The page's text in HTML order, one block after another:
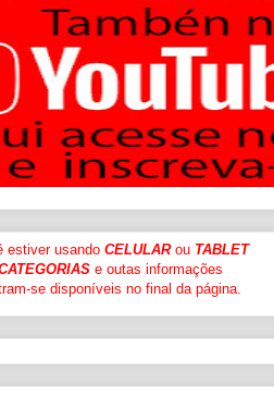
estiver usando CELULARou TABLET
e outas informações
se disponíveis no final da página.